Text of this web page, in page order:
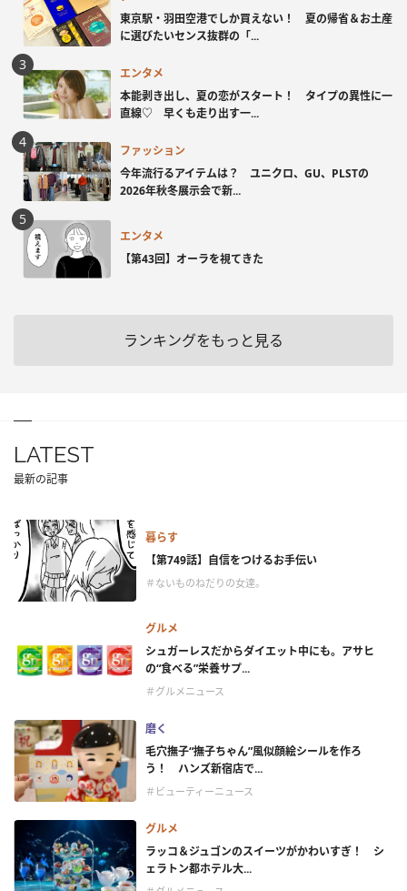
東京駅・羽田空港でしか買えない！ 夏の帰省＆お土産
に選びたいセンス抜群の「...
エンタメ
本能剥き出し、夏の恋がスタート！ タイプの異性に一
直線♡ 早くも走り出す一...
ファッション
今年流行るアイテムは？ ユニクロ、GU、PLSTの
2026年秋冬展示会で新...
エンタメ
【第43回】オーラを視てきた
ランキングをもっと見る
LATEST
最新の記事
暮らす
【第749話】自信をつけるお手伝い
＃ないものねだりの女達。
グルメ
シュガーレスだからダイエット中にも。アサヒ
の“食べる”栄養サプ...
＃グルメニュース
磨く
毛穴撫子“撫子ちゃん”風似顔絵シールを作ろ
う！ ハンズ新宿店で...
＃ビューティーニュース
グルメ
ラッコ＆ジュゴンのスイーツがかわいすぎ！ シ
ェラトン都ホテル大...